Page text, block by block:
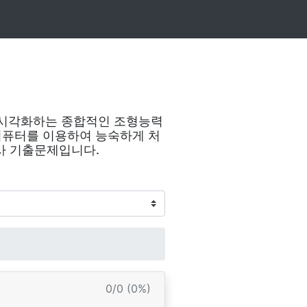
각화하는 종합적인 조형능력
터를 이용하여 능숙하게 처
기출문제입니다.
0/0 (0%)